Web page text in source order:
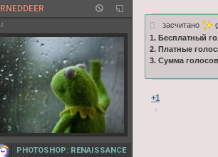
PHOTOSHOP: RENAISSANCE
засчитано
1. Бесплатный
2. Платные
3. Сумма
+1